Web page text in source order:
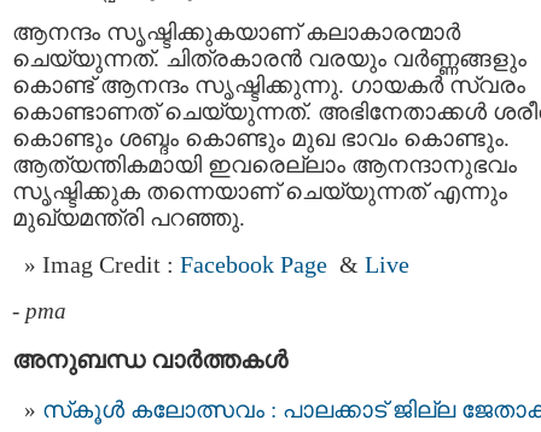
ആനന്ദം സൃഷ്ടിക്കുകയാണ് കലാകാരന്മാര്‍
ചെയ്യുന്നത്. ചിത്രകാരന്‍ വരയും വർണ്ണങ്ങളും
കൊണ്ട് ആനന്ദം സൃഷ്ടിക്കുന്നു. ഗായകര്‍ സ്വരം
കൊണ്ടാണത് ചെയ്യുന്നത്. അഭിനേതാക്കള്‍
കൊണ്ടും ശബ്ദം കൊണ്ടും മുഖ ഭാവം കൊണ്ടും.
ആത്യന്തികമായി ഇവരെല്ലാം ആനന്ദാനുഭവം
സൃഷ്ടിക്കുക തന്നെയാണ് ചെയ്യുന്നത് എന്നും
മുഖ്യമന്ത്രി പറഞ്ഞു.
Imag Credit : Facebook Page & Live
- pma
അനുബന്ധ വാര്‍ത്തകള്‍
സ്‌കൂള്‍ കലോത്സവം : പാലക്കാട് ജില്ല